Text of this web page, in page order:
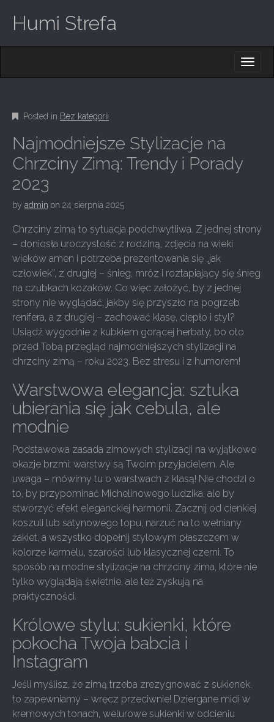
Humi Strefa
M
E
N
U
C
N
T
E
N
T
Posted in Bez kategorii
Najmodniejsze Stylizacje na
Chrzciny Zimą: Trendy i Porady
2023
by admin on 24 sierpnia 2025
Chrzciny zimą to sytuacja podchwytliwa. Z jednej strony
– doniosła uroczystość z rodziną, zdjęcia na wieki
wieków amen i potrzeba prezentowania się „jak
człowiek”, z drugiej – śnieg, mróz i roztapiający się śnieg
na czubkach kozaków. Co więc założyć, by z jednej
strony nie wyglądać, jakby się przyszło na pogrzeb
renifera, a z drugiej – zachować klasę, ciepło i styl?
Usiądź wygodnie z kubkiem gorącej herbaty, bo oto
przed Tobą przegląd najmodniejszych stylizacji na
chrzciny zimą – roku 2023. Bez stresu i z humorem!
Warstwowa elegancja: sztuka
ubierania się jak cebula, ale
modnie
Podstawowa zasada zimowych stylizacji na wyjątkowe
okazje brzmi: warstwy są Twoim przyjacielem. Ale
uwaga – mówimy tu o warstwach z klasą! Nie chodzi o
to, by przypominać Michelinowego ludzika, ale by
stworzyć efekt eleganckiej harmonii. Zacznij od cienkiej
koszuli lub satynowego topu, narzuć na to wełniany
żakiet, a wszystko dopełnij stylowym płaszczem w
kolorze karmelu, szarości lub klasycznej czerni. To
sposób na modne stylizacje na chrzciny zima, które nie
tylko wyglądają świetnie, ale też zyskują na
praktyczności.
Królowe stylu: sukienki, które
pokocha Twoja babcia i
Instagram
Jeśli myślisz, że zimą trzeba zrezygnować z sukienek,
to zapewniamy – wręcz przeciwnie! Dziergane midi w
kremowych tonach, welurowe sukienki w odcieniu